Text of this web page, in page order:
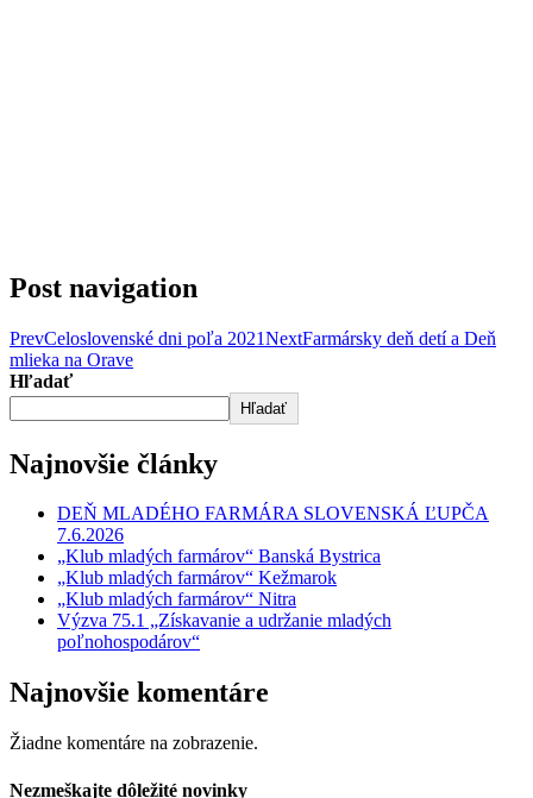
Post navigation
PrevCeloslovenské dni poľa 2021
mlieka na Orave
Hľadať
Najnovšie články
DEŇ MLADÉHO FARMÁRA SLOVENSKÁ ĽUPČA
7.6.2026
„Klub mladých farmárov“ Banská Bystrica
„Klub mladých farmárov“ Kežmarok
„Klub mladých farmárov“ Nitra
poľnohospodárov“
Najnovšie komentáre
Žiadne komentáre na zobrazenie.